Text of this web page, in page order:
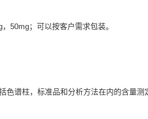
50mg；可以按客户需求包装。
谱柱，标准品和分析方法在内的含量测